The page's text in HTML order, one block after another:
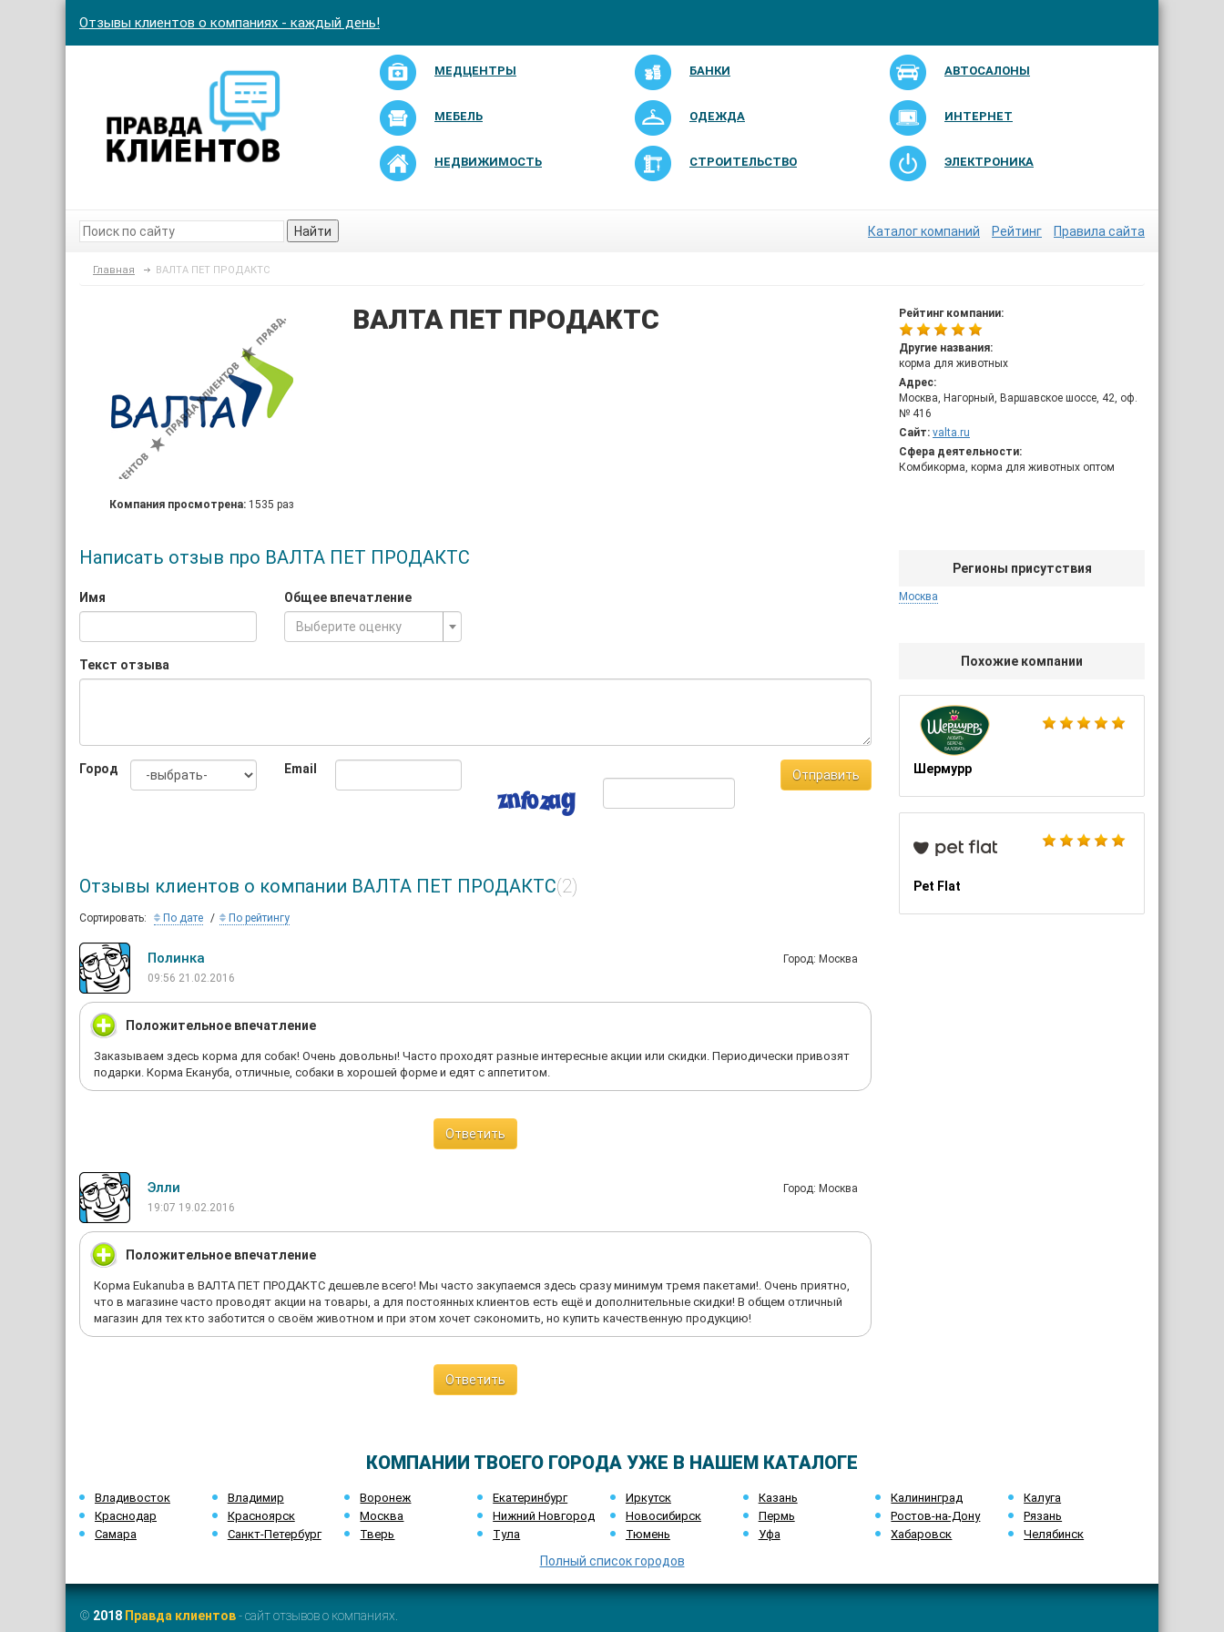
Отзывы клиентов о компаниях - каждый день!
МЕДЦЕНТРЫ БАНКИ АВТОСАЛОНЫ
МЕБЕЛЬ ОДЕЖДА ИНТЕРНЕТ
НЕДВИЖИМОСТЬ СТРОИТЕЛЬСТВО ЭЛЕКТРОНИКА
Найти Каталог компаний Рейтинг Правила сайта
Главная ВАЛТА ПЕТ ПРОДАКТС
Рейтинг компании:
Другие названия:
корма для животных
Адрес:
Москва, Нагорный, Варшавское шоссе, 42, оф.
№ 416
Сайт: valta.ru
Сфера деятельности:
Комбикорма, корма для животных оптом
Регионы присутствия
Москва
Похожие компании
Шермурр
Pet Flat
Компания просмотрена: 1535 раз
ВАЛТА ПЕТ ПРОДАКТС
Написать отзыв про ВАЛТА ПЕТ ПРОДАКТС
Имя
Общее впечатление
Выберите оценку
Текст отзыва
Город Email Отправить
Отзывы клиентов о компании ВАЛТА ПЕТ ПРОДАКТС(2)
Сортировать: По дате По рейтингу
Полинка
Город: Москва
09:56 21.02.2016
Положительное впечатление
Заказываем здесь корма для собак! Очень довольны! Часто проходят разные интересные акции или скидки. Периодически привозят
подарки. Корма Екануба, отличные, собаки в хорошей форме и едят с аппетитом.
Ответить
Элли
Город: Москва
19:07 19.02.2016
Положительное впечатление
Корма Eukanuba в ВАЛТА ПЕТ ПРОДАКТС дешевле всего! Мы часто закупаемся здесь сразу минимум тремя пакетами!. Очень приятно,
что в магазине часто проводят акции на товары, а для постоянных клиентов есть ещё и дополнительные скидки! В общем отличный
магазин для тех кто заботится о своём животном и при этом хочет сэкономить, но купить качественную продукцию!
Ответить
КОМПАНИИ ТВОЕГО ГОРОДА УЖЕ В НАШЕМ КАТАЛОГЕ
Владивосток Владимир Воронеж Екатеринбург Иркутск Казань Калининград
Калуга
Краснодар
Красноярск Москва Нижний Новгород Новосибирск Пермь Ростов-на-Дону
Рязань
Самара
Санкт-Петербург Тверь Тула Тюмень Уфа Хабаровск Челябинск
Полный список городов
© 2018 Правда клиентов- сайт отзывов о компаниях.